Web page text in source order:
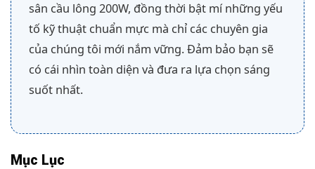
sân cầu lông 200W, đồng thời bật mí những yếu
tố kỹ thuật chuẩn mực mà chỉ các chuyên gia
của chúng tôi mới nắm vững. Đảm bảo bạn sẽ
có cái nhìn toàn diện và đưa ra lựa chọn sáng
suốt nhất.
Mục Lục